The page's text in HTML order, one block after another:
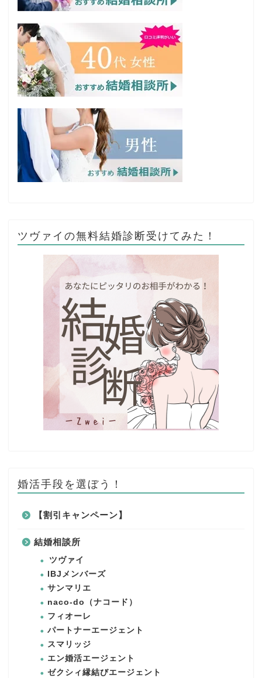
ツヴァイの無料結婚診断受けてみた！
婚活手段を選ぼう！
【割引キャンペーン】
結婚相談所
ツヴァイ
IBJメンバーズ
サンマリエ
naco-do（ナコード）
フィオーレ
パートナーエージェント
スマリッジ
エン婚活エージェント
ゼクシィ縁結びエージェント